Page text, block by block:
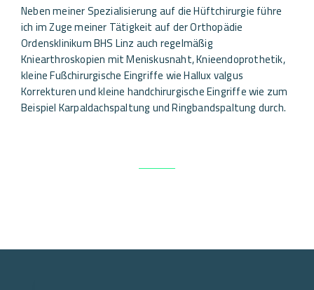
Neben meiner Spezialisierung auf die Hüftchirurgie führe
ich im Zuge meiner Tätigkeit auf der Orthopädie
Ordensklinikum BHS Linz auch regelmäßig
Kniearthroskopien mit Meniskusnaht, Knieendoprothetik,
kleine Fußchirurgische Eingriffe wie Hallux valgus
Korrekturen und kleine handchirurgische Eingriffe wie zum
Beispiel Karpaldachspaltung und Ringbandspaltung durch.